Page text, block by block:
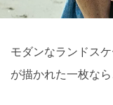
モダンなランドス
が描かれた一枚な